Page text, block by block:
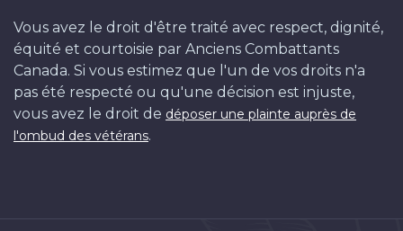
Vous avez le droit d'être traité avec respect, dignité,
équité et courtoisie par Anciens Combattants
Canada. Si vous estimez que l'un de vos droits n'a
pas été respecté ou qu'une décision est injuste,
vous avez le droit de déposer une plainte auprès de
l'ombud des vétérans.